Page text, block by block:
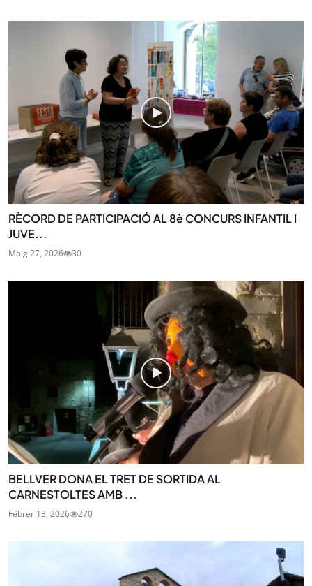
RÈCORD DE PARTICIPACIÓ AL 8è CONCURS INFANTIL I
JUVE...
Maig 27, 2026 30
BELLVER DONA EL TRET DE SORTIDA AL
CARNESTOLTES AMB ...
Febrer 13, 2026 270